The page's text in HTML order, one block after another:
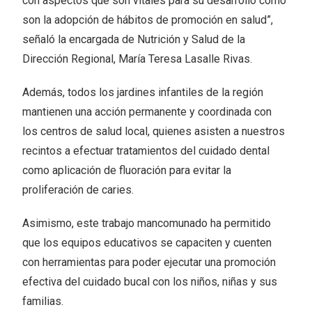
son la adopción de hábitos de promoción en salud”,
señaló la encargada de Nutrición y Salud de la
Dirección Regional, María Teresa Lasalle Rivas.
Además, todos los jardines infantiles de la región
mantienen una acción permanente y coordinada con
los centros de salud local, quienes asisten a nuestros
recintos a efectuar tratamientos del cuidado dental
como aplicación de fluoración para evitar la
proliferación de caries.
Asimismo, este trabajo mancomunado ha permitido
que los equipos educativos se capaciten y cuenten
con herramientas para poder ejecutar una promoción
efectiva del cuidado bucal con los niños, niñas y sus
familias.